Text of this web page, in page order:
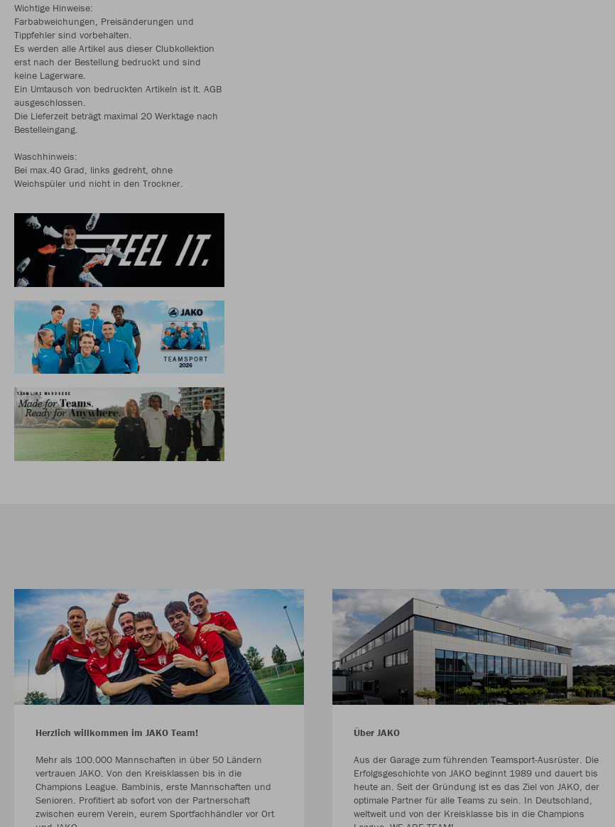
Wichtige Hinweise:
Farbabweichungen, Preisänderungen und
Tippfehler sind vorbehalten.
Es werden alle Artikel aus dieser Clubkollektion
erst nach der Bestellung bedruckt und sind
keine Lagerware.
Ein Umtausch von bedruckten Artikeln ist lt. AGB
ausgeschlossen.
Die Lieferzeit beträgt maximal 20 Werktage nach
Bestelleingang.
Waschhinweis:
Bei max.40 Grad, links gedreht, ohne
Weichspüler und nicht in den Trockner.
Herzlich willkommen im JAKO Team!
Mehr als 100.000 Mannschaften in über 50 Ländern
vertrauen JAKO. Von den Kreisklassen bis in die
Champions League. Bambinis, erste Mannschaften und
Senioren. Profitiert ab sofort von der Partnerschaft
zwischen eurem Verein, eurem Sportfachhändler vor Ort
Über JAKO
Aus der Garage zum führenden Teamsport-Ausrüster. Die
Erfolgsgeschichte von JAKO beginnt 1989 und dauert bis
heute an. Seit der Gründung ist es das Ziel von JAKO, der
optimale Partner für alle Teams zu sein. In Deutschland,
weltweit und von der Kreisklasse bis in die Champions